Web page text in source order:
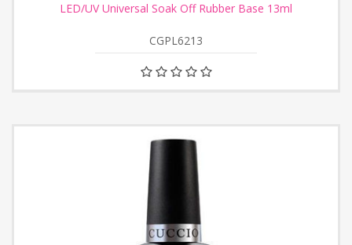
LED/UV Universal Soak Off Rubber Base 13ml
CGPL6213